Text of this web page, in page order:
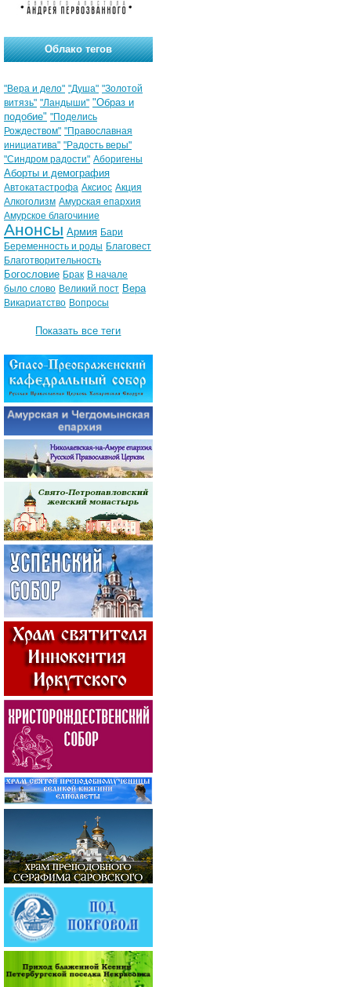
Облако тегов
"Вера и дело" "Душа" "Золотой
витязь" "Ландыши" "Образ и
подобие" "Поделись
Рождеством" "Православная
инициатива" "Радость веры"
"Синдром радости" Аборигены
Аборты и демография
Автокатастрофа Аксиос Акция
Алкоголизм Амурская епархия
Амурское благочиние
Анонсы Армия Бари
Беременность и роды Благовест
Благотворительность
Богословие Брак В начале
было слово Великий пост Вера
Викариатство Вопросы
Показать все теги